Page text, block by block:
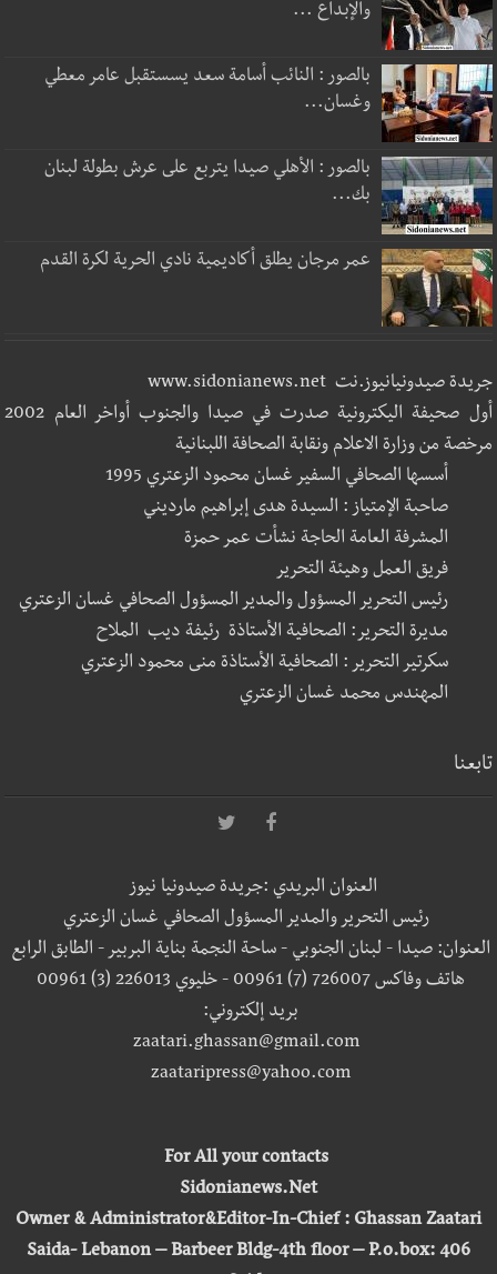
والإبداع ...
بالصور : النائب أسامة سعد يسستقبل عامر معطي
وغسان...
بالصور : الأهلي صيدا يتربع على عرش بطولة لبنان
بك...
عمر مرجان يطلق أكاديمية نادي الحرية لكرة القدم
جريدة صيدونيانيوز.نت www.sidonianews.net
أول صحيفة اليكترونية صدرت في صيدا والجنوب أواخر العام 2002
مرخصة من وزارة الاعلام ونقابة الصحافة اللبنانية
أسسها الصحافي السفير غسان محمود الزعتري 1995
صاحبة الإمتياز : السيدة هدى إبراهيم مارديني
المشرفة العامة الحاجة نشأت عمر حمزة
فريق العمل وهيئة التحرير
رئيس التحرير المسؤول والمدير المسؤول الصحافي غسان الزعتري
مديرة التحرير: الصحافية الأستاذة رئيفة ديب الملاح
سكرتير التحرير : الصحافية الأستاذة منى محمود الزعتري
المهندس محمد غسان الزعتري
تابعنا
العنوان البريدي :جريدة صيدونيا نيوز
رئيس التحرير والمدير المسؤول الصحافي غسان الزعتري
العنوان: صيدا - لبنان الجنوبي - ساحة النجمة بناية البربير - الطابق الرابع
هاتف وفاكس 726007 (7) 00961 - خليوي 226013 (3) 00961
بريد إلكتروني:
zaatari.ghassan@gmail.com
zaataripress@yahoo.com
For All your contacts
Sidonianews.Net
Owner & Administrator&Editor-In-Chief : Ghassan Zaatari
Saida- Lebanon – Barbeer Bldg-4th floor – P.o.box: 406